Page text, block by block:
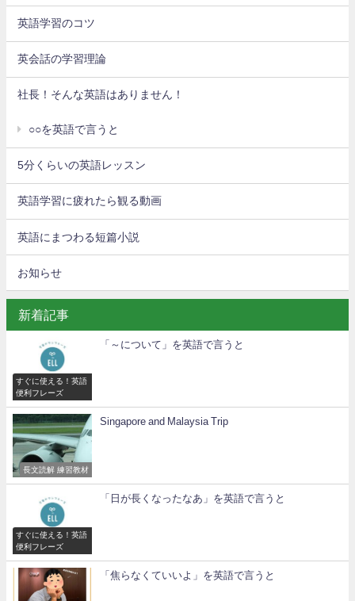
英語学習のコツ
英会話の学習理論
社長！そんな英語はありません！
○○を英語で言うと
5分くらいの英語レッスン
英語学習に疲れたら観る動画
英語にまつわる短篇小説
お知らせ
新着記事
すぐに使える！英語
便利フレーズ
「～について」を英語で言うと
長文読解 練習教材
Singapore and Malaysia Trip
すぐに使える！英語
便利フレーズ
「日が長くなったなあ」を英語で言うと
「焦らなくていいよ」を英語で言うと